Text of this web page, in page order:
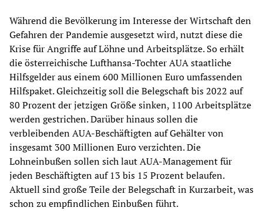
Während die Bevölkerung im Interesse der Wirtschaft den
Gefahren der Pandemie ausgesetzt wird, nutzt diese die
Krise für Angriffe auf Löhne und Arbeitsplätze. So erhält
die österreichische Lufthansa-Tochter AUA staatliche
Hilfsgelder aus einem 600 Millionen Euro umfassenden
Hilfspaket. Gleichzeitig soll die Belegschaft bis 2022 auf
80 Prozent der jetzigen Größe sinken, 1100 Arbeitsplätze
werden gestrichen. Darüber hinaus sollen die
verbleibenden AUA-Beschäftigten auf Gehälter von
insgesamt 300 Millionen Euro verzichten. Die
Lohneinbußen sollen sich laut AUA-Management für
jeden Beschäftigten auf 13 bis 15 Prozent belaufen.
Aktuell sind große Teile der Belegschaft in Kurzarbeit, was
schon zu empfindlichen Einbußen führt.